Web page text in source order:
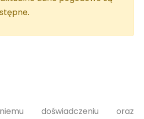
doświadczeniu oraz